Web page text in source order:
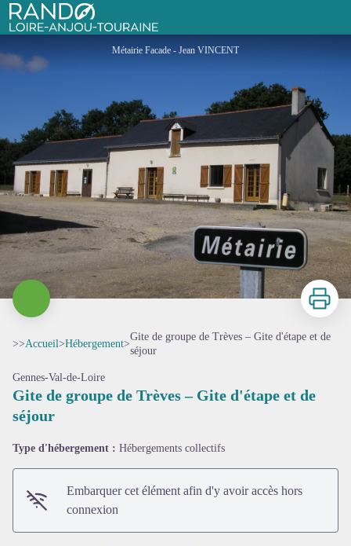
Rando Loire-Anjou-Touraine
Gite de groupe de Trèves – Gite d'étape et de séjour
Métairie Facade - Jean VINCENT
Imprimer
>>Accueil>Hébergement>
Gite de groupe de Trèves – Gite d'étape et de
séjour
Gennes-Val-de-Loire
Gite de groupe de Trèves – Gite d'étape et de
séjour
Type d'hébergement : Hébergements collectifs
Embarquer cet élément afin d'y avoir accès hors
connexion